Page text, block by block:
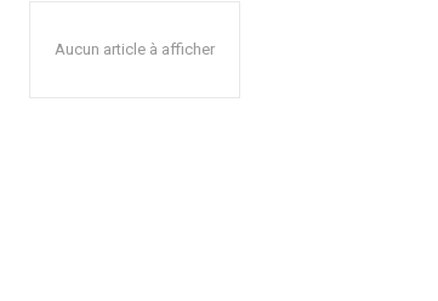
Aucun article à afficher